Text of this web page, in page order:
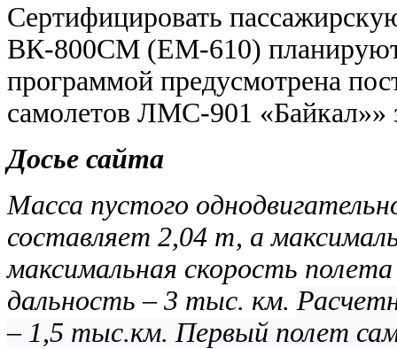
Сертифицировать
ВК-800СМ (ЕМ-610) планируют
программой предусмотрена
самолетов ЛМС-901 «Байкал»»
Досье сайта
Масса пустого
составляет 2,04 т, а
максимальная скорость
дальность – 3 тыс. км.
– 1,5 тыс.км. Первый полет